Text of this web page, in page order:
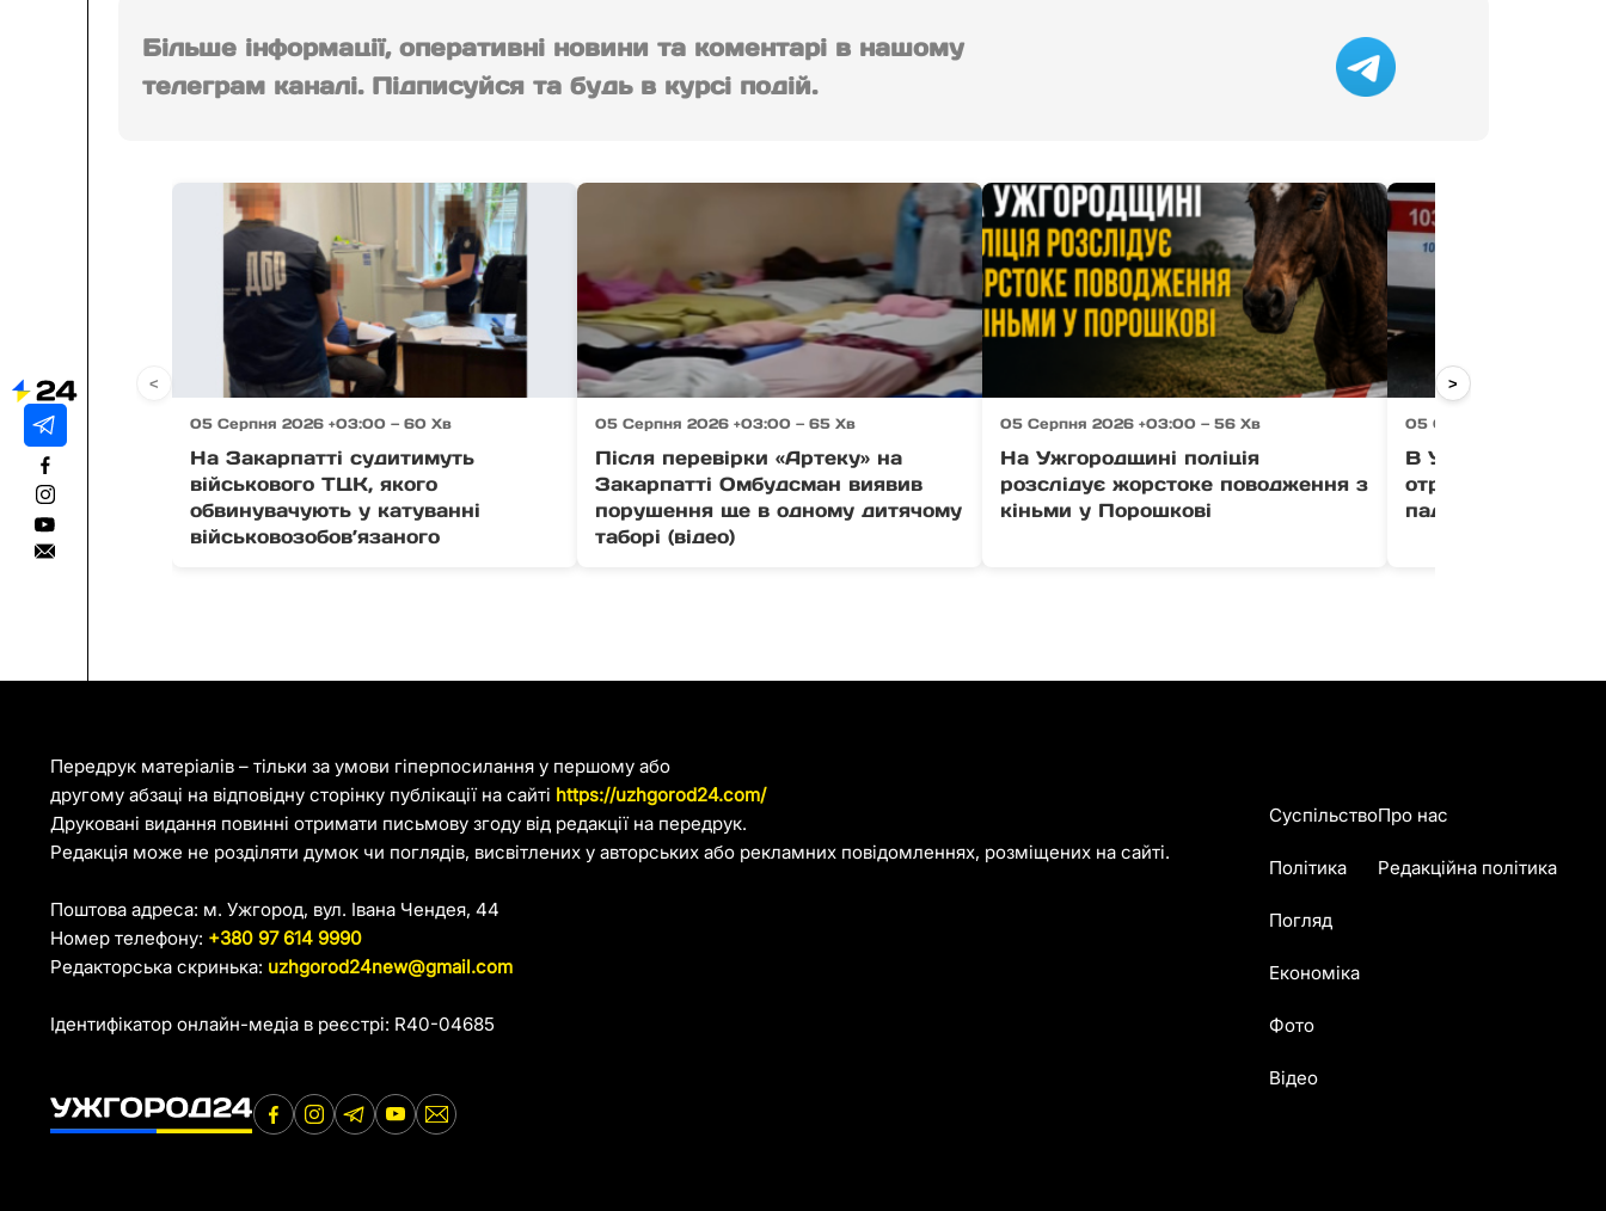
Більше інформації, оперативні новини та коментарі в нашому
телеграм каналі. Підписуйся та будь в курсі подій.
05 Серпня 2026 +03:00 — 60 Хв
На Закарпатті судитимуть
військового ТЦК, якого
обвинувачують у катуванні
військовозобов’язаного
05 Серпня 2026 +03:00 — 65 Хв
Після перевірки «Артеку» на
Закарпатті Омбудсман виявив
порушення ще в одному дитячому
таборі (відео)
05 Серпня 2026 +03:00 — 56 Хв
На Ужгородщині поліція
розслідує жорстоке поводження з
кіньми у Порошкові
05 Серпня 2026 +03:00
В Ужгороді 11-
отримав перелом
падіння з
< >
Передрук матеріалів – тільки за умови гіперпосилання у першому або
другому абзаці на відповідну сторінку публікації на сайті https://uzhgorod24.com/
Друковані видання повинні отримати письмову згоду від редакції на передрук.
Редакція може не розділяти думок чи поглядів, висвітлених у авторських або рекламних повідомленнях, розміщених на сайті.
Поштова адреса: м. Ужгород, вул. Івана Чендея, 44
Номер телефону: +380 97 614 9990
Редакторська скринька: uzhgorod24new@gmail.com
Ідентифікатор онлайн-медіа в реєстрі: R40-04685
Суспільство
Політика
Погляд
Економіка
Фото
Відео
Про нас
Редакційна політика